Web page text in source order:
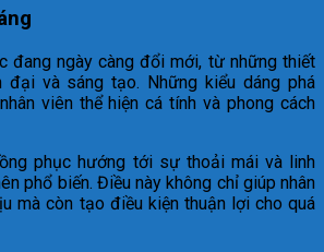
đang ngày càng đổi mới, từ những thiết
đại và sáng tạo. Những kiểu dáng phá
viên thể hiện cá tính và phong cách
phục hướng tới sự thoải mái và linh
phổ biến. Điều này không chỉ giúp nhân
mà còn tạo điều kiện thuận lợi cho quá